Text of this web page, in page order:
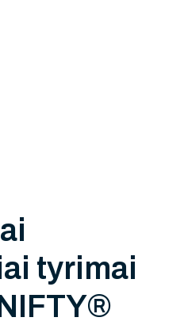
ai
ai tyrimai
IFTY®